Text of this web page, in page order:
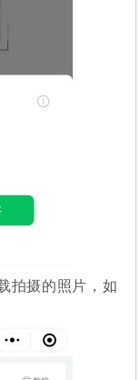
拍摄的照片，如